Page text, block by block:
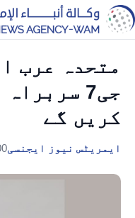
متحدہ عرب
جی7
کریں گے
ایمریٹس نیوز ایجنسی